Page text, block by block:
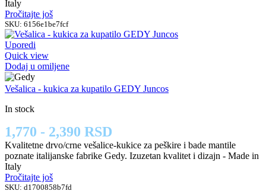
Italy
Pročitajte još
SKU: 6156e1be7fcf
Uporedi
Quick view
Dodaj u omiljene
Vešalica - kukica za kupatilo GEDY Juncos
In stock
1,770 - 2,390 RSD
Kvalitetne drvo/crne vešalice-kukice za peškire i bade mantile
poznate italijanske fabrike Gedy. Izuzetan kvalitet i dizajn - Made in
Italy
Pročitajte još
SKU: d1700858b7fd